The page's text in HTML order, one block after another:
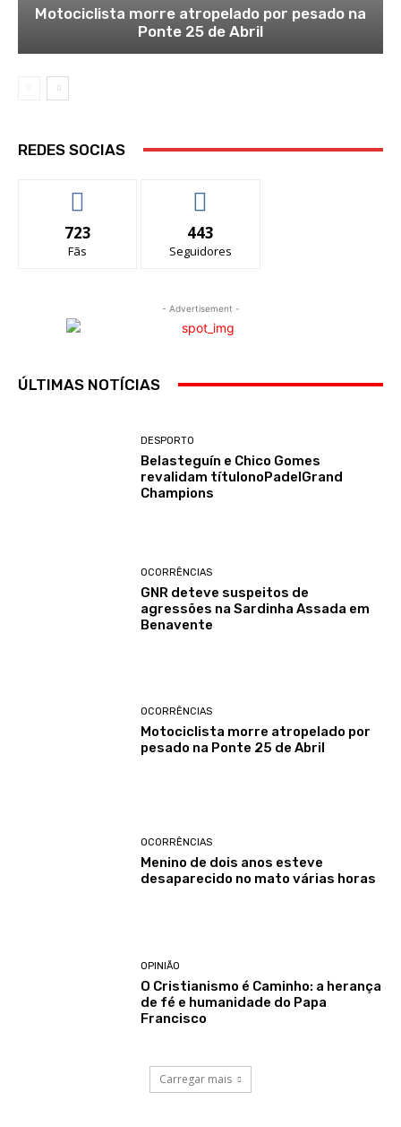
Motociclista morre atropelado por pesado na
Ponte 25 de Abril
REDES SOCIAS
723
Fãs
443
Seguidores
- Advertisement -
ÚLTIMAS NOTÍCIAS
DESPORTO
Belasteguín e Chico Gomes
revalidam títulonoPadelGrand
Champions
OCORRÊNCIAS
GNR deteve suspeitos de
agressões na Sardinha Assada em
Benavente
OCORRÊNCIAS
Motociclista morre atropelado por
pesado na Ponte 25 de Abril
OCORRÊNCIAS
Menino de dois anos esteve
desaparecido no mato várias horas
OPINIÃO
O Cristianismo é Caminho: a herança
de fé e humanidade do Papa
Francisco
Carregar mais